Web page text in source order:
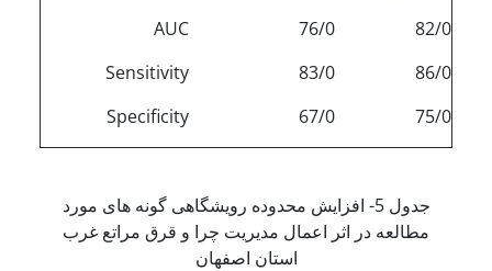
82/0
76/0
AUC
86/0
83/0
Sensitivity
75/0
67/0
Specificity
جدول 5- افزایش محدوده رویشگاهی گونه های مورد
مطالعه در اثر اعمال مدیریت چرا و قرق مراتع غرب
استان اصفهان